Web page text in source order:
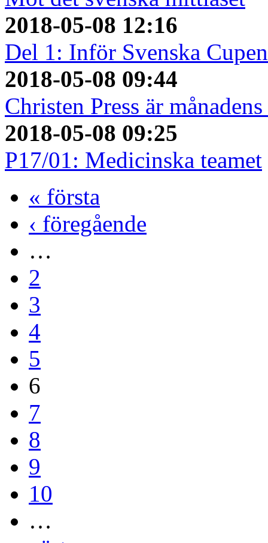
2018-05-08 12:16
Del 1: Inför Svenska
2018-05-08 09:44
Christen Press är
2018-05-08 09:25
P17/01: Medicinska teamet
« första
‹ föregående
…
2
3
4
5
6
7
8
9
10
…